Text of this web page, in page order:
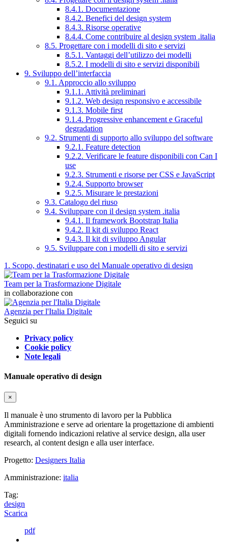
8.4.1. Documentazione
8.4.2. Benefici del design system
8.4.3. Risorse operative
8.4.4. Come contribuire al design system .italia
8.5. Progettare con i modelli di sito e servizi
8.5.1. Vantaggi dell’utilizzo dei modelli
8.5.2. I modelli di sito e servizi disponibili
9. Sviluppo dell’interfaccia
9.1. Approccio allo sviluppo
9.1.1. Attività preliminari
9.1.2. Web design responsivo e accessibile
9.1.3. Mobile first
9.1.4. Progressive enhancement e Graceful
degradation
9.2. Strumenti di supporto allo sviluppo del software
9.2.1. Feature detection
9.2.2. Verificare le feature disponibili con Can I
use
9.2.3. Strumenti e risorse per CSS e JavaScript
9.2.4. Supporto browser
9.2.5. Misurare le prestazioni
9.3. Catalogo del riuso
9.4. Sviluppare con il design system .italia
9.4.1. Il framework Bootstrap Italia
9.4.2. Il kit di sviluppo React
9.4.3. Il kit di sviluppo Angular
9.5. Sviluppare con i modelli di sito e servizi
1. Scopo, destinatari e uso del Manuale operativo di design
Team per la Trasformazione Digitale
in collaborazione con
Agenzia per l'Italia Digitale
Seguici su
Privacy policy
Cookie policy
Note legali
Manuale operativo di design
×
Il manuale è uno strumento di lavoro per la Pubblica
Amministrazione e serve ad orientare la progettazione di ambienti
digitali fornendo indicazioni relative al service design, alla user
research, al content design e alla user interface.
Progetto: Designers Italia
Amministrazione: italia
Tag:
design
Scarica
pdf